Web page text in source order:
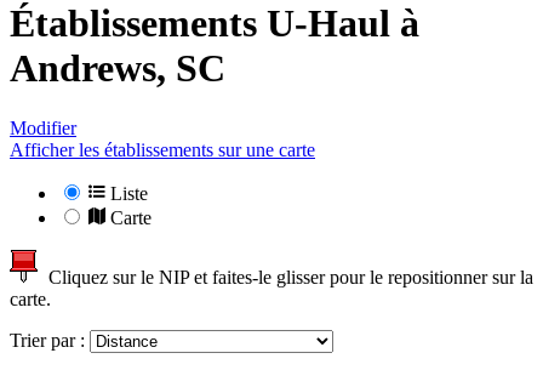
Établissements U-Haul à
Andrews, SC
Modifier
Afficher les établissements sur une carte
Liste
Carte
Cliquez sur le NIP et faites-le glisser pour le repositionner sur la
carte.
Trier par :